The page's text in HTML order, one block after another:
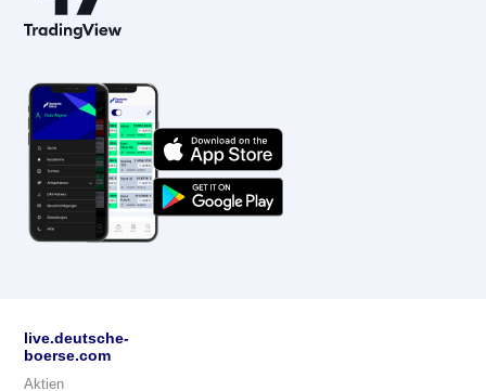
live.deutsche-
boerse.com
Aktien